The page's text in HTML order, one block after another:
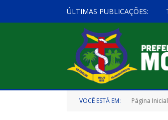
ÚLTIMAS PUBLICAÇÕES:
VOCÊ ESTÁ EM: Página Inicial